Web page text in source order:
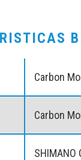
Carbon
Carbon
SHIMANO